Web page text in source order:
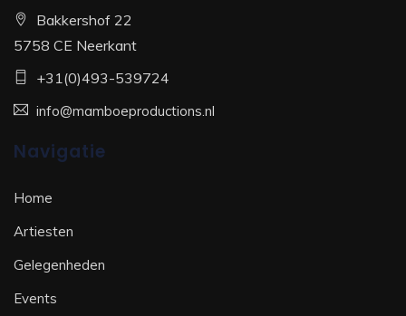
Bakkershof 22
5758 CE Neerkant
+31(0)493-539724
info@mamboeproductions.nl
Navigatie
Home
Artiesten
Gelegenheden
Events